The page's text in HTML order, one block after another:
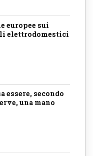
europee sui
elettrodomestici
essere, secondo
una mano